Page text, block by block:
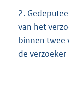
2.
van het
binnen twee
de